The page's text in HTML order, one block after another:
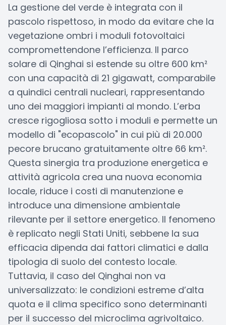
La gestione del verde è integrata con il
pascolo rispettoso, in modo da evitare che la
vegetazione ombri i moduli fotovoltaici
compromettendone l’efficienza. Il parco
solare di Qinghai si estende su oltre 600 km²
con una capacità di 21 gigawatt, comparabile
a quindici centrali nucleari, rappresentando
uno dei maggiori impianti al mondo. L’erba
cresce rigogliosa sotto i moduli e permette un
modello di "ecopascolo" in cui più di 20.000
pecore brucano gratuitamente oltre 66 km².
Questa sinergia tra produzione energetica e
attività agricola crea una nuova economia
locale, riduce i costi di manutenzione e
introduce una dimensione ambientale
rilevante per il settore energetico. Il fenomeno
è replicato negli Stati Uniti, sebbene la sua
efficacia dipenda dai fattori climatici e dalla
tipologia di suolo del contesto locale.
Tuttavia, il caso del Qinghai non va
universalizzato: le condizioni estreme d’alta
quota e il clima specifico sono determinanti
per il successo del microclima agrivoltaico.